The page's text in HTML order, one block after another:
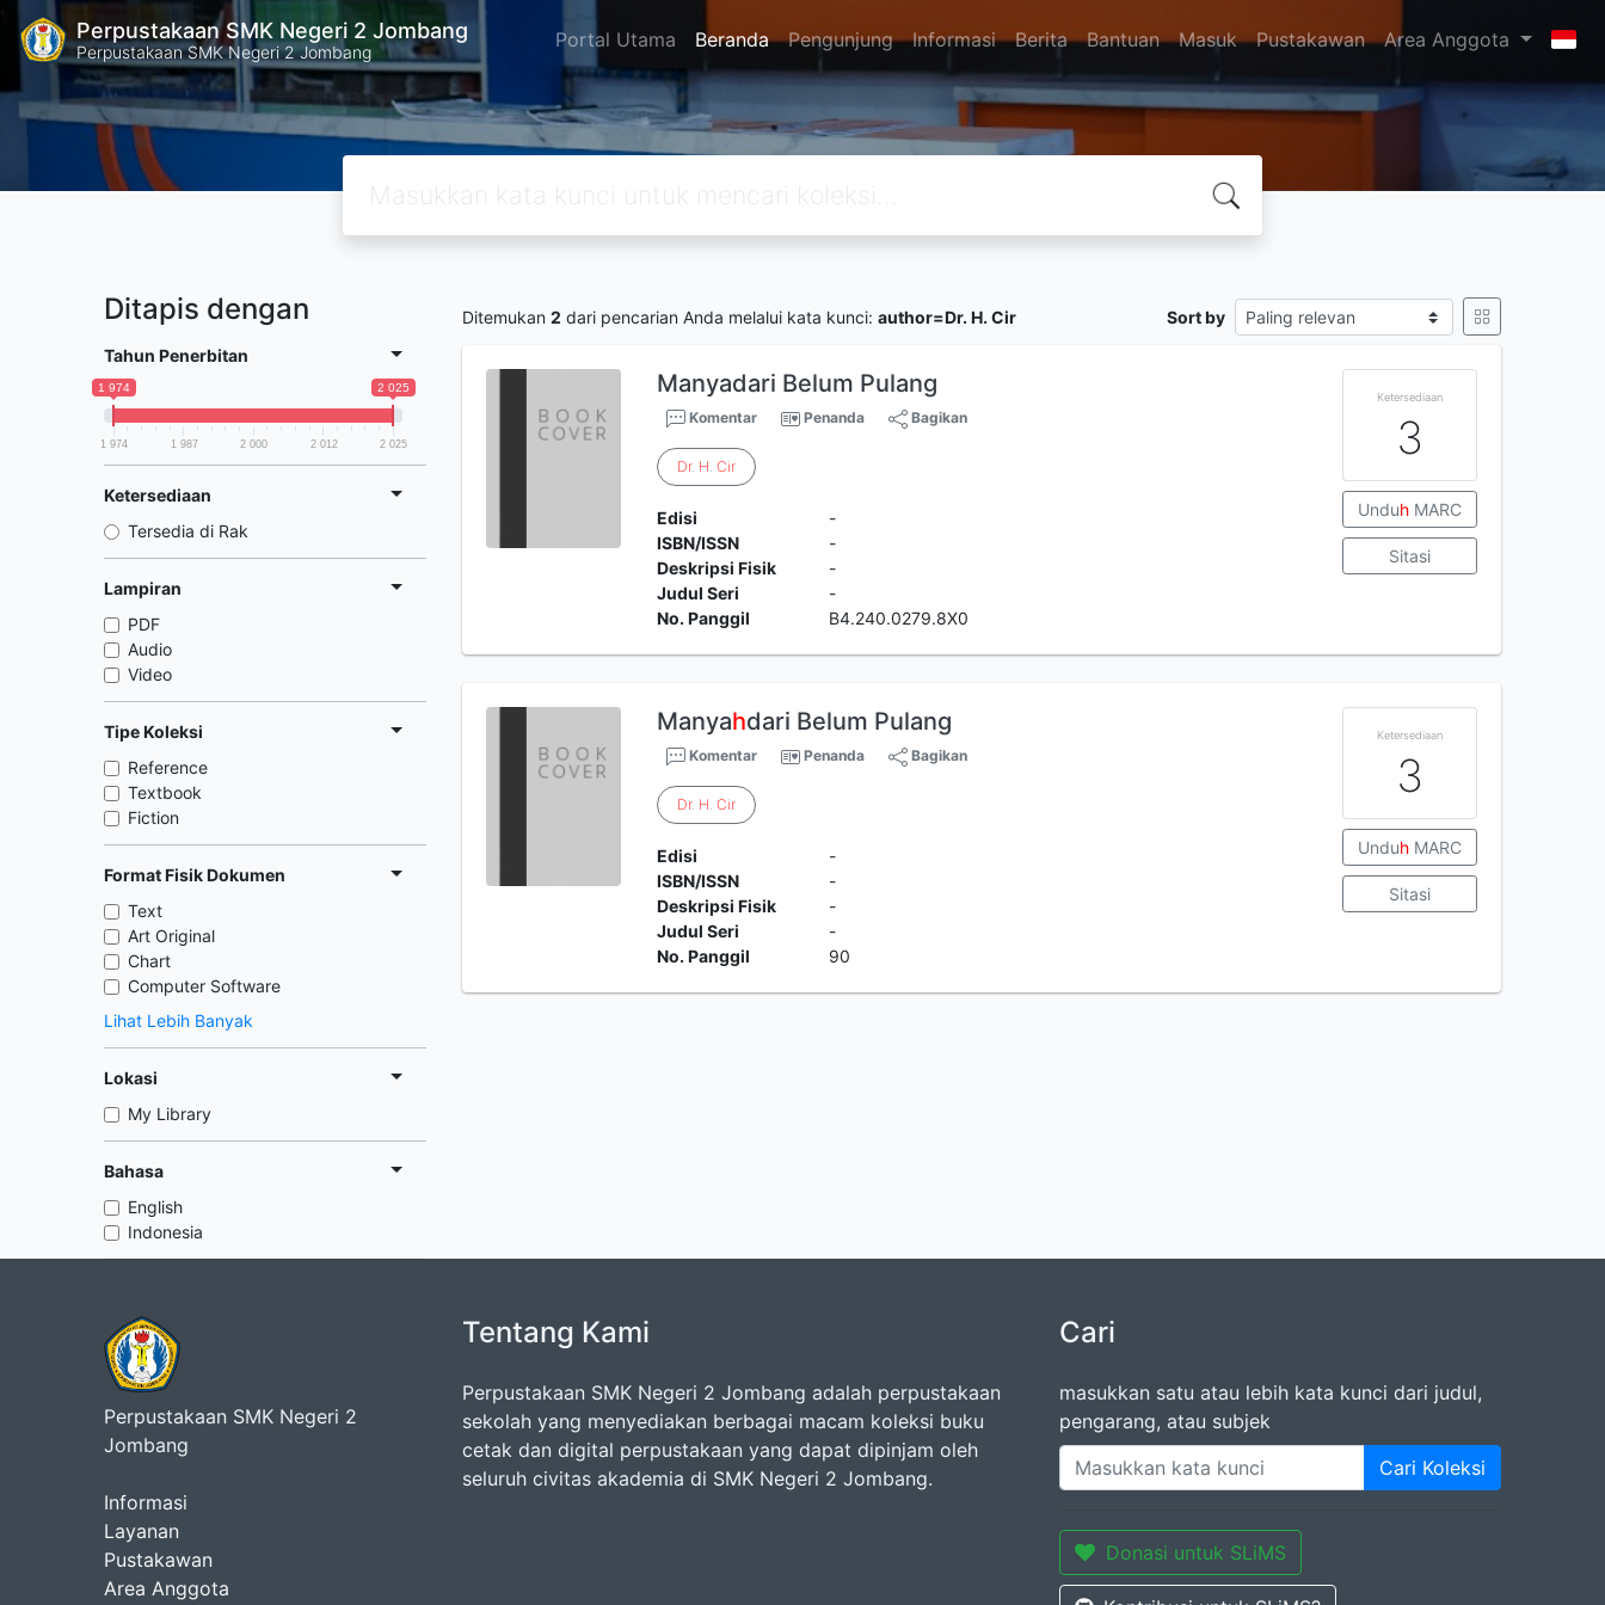
Perpustakaan SMK Negeri 2 Jombang
Perpustakaan SMK Negeri 2 Jombang Portal Utama Beranda Pengunjung Informasi Berita Bantuan Masuk Pustakawan Area Anggota
Ditapis dengan
Tahun Penerbitan
1 974 2 025
1 974 1 987 2 000 2 012 2 025
Ketersediaan
Tersedia di Rak
Lampiran
PDF
Audio
Video
Tipe Koleksi
Reference
Textbook
Fiction
Format Fisik Dokumen
Text
Art Original
Chart
Computer Software
Lihat Lebih Banyak
Lokasi
My Library
Bahasa
English
Indonesia
Ditemukan 2 dari pencarian Anda melalui kata kunci: author=Dr. H. Cir Sort by
Manyadari Belum Pulang
Komentar Penanda Bagikan
Dr. H.Cir
Edisi
-
ISBN/ISSN
-
Deskripsi Fisik
-
Judul Seri
-
No. Panggil
B4.240.0279.8X0
Ketersediaan
3
UnduhMARC
Sitasi
Manyahdari Belum Pulang
Komentar Penanda Bagikan
Dr. H.Cir
Edisi
-
ISBN/ISSN
-
Deskripsi Fisik
-
Judul Seri
-
No. Panggil
90
Ketersediaan
3
UnduhMARC
Sitasi
Perpustakaan SMK Negeri 2
Jombang
Informasi
Layanan
Pustakawan
Area Anggota
Tentang Kami
Perpustakaan SMK Negeri 2 Jombang adalah perpustakaan
sekolah yang menyediakan berbagai macam koleksi buku
cetak dan digital perpustakaan yang dapat dipinjam oleh
seluruh civitas akademia di SMK Negeri 2 Jombang.
Cari
masukkan satu atau lebih kata kunci dari judul,
pengarang, atau subjek
Cari Koleksi
Donasi untuk SLiMS